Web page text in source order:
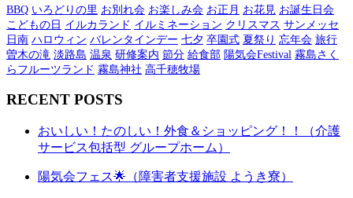
BBQ いろどりの里 お別れ会 お楽しみ会 お正月 お花見 お誕生日会
こどもの日 イルカランド イルミネーション クリスマス サンメッセ
日南 ハロウィン バレンタインデー 七夕 卒園式 夏祭り 忘年会 旅行
曽木の滝 淡路島 温泉 研修案内 節分 給食部 陽気会Festival 霧島さく
らフルーツランド 霧島神社 高千穂牧場
RECENT POSTS
おいしい！たのしい！外食＆ショッピング！！（介護
サービス包括型 グループホーム）
陽気会フェス🌟（障害者支援施設 ようき寮）